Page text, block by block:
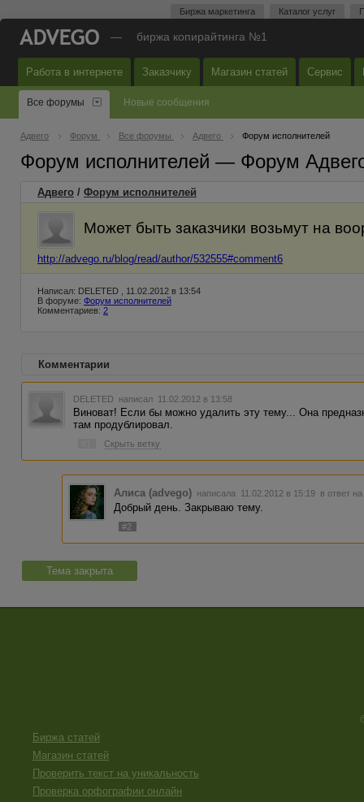
Биржа маркетинга Каталог услуг
— биржа копирайтинга №1
Работа в интернете Заказчику Магазин статей Сервис
Все форумы Новые сообщения
Адвего Форум Все форумы Адвего Форум исполнителей
Форум исполнителей — Форум
Адвего / Форум исполнителей
Может быть заказчики возьмут на
http://advego.ru/blog/read/author/532555#comment6
Написал: DELETED , 11.02.2012 в 13:54
В форуме: Форум исполнителей
Комментариев: 2
Комментарии
DELETED написал 11.02.2012 в 13:58
Виноват! Если бы можно удалить эту тему... Она
там продублировал.
Скрыть ветку
Алиса (advego) написала 11.02.2012 в 15:19 в ответ
Добрый день. Закрываю тему.
#2
Тема закрыта
Биржа статей
Магазин статей
Проверить текст на уникальность
Проверка орфографии онлайн